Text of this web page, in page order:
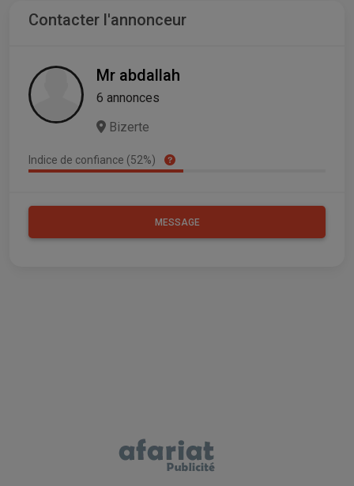
Contacter l'annonceur
Mr abdallah
6 annonces
Bizerte
Indice de confiance (52%)
MESSAGE